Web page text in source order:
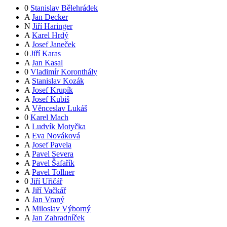
0 Stanislav Bělehrádek
A Jan Decker
N Jiří Haringer
A Karel Hrdý
A Josef Janeček
0 Jiří Karas
A Jan Kasal
0 Vladimír Koronthály
A Stanislav Kozák
A Josef Krupík
A Josef Kubiš
A Věnceslav Lukáš
0 Karel Mach
A Ludvík Motyčka
A Eva Nováková
A Josef Pavela
A Pavel Severa
A Pavel Šafařík
A Pavel Tollner
0 Jiří Uřičář
A Jiří Vačkář
A Jan Vraný
A Miloslav Výborný
A Jan Zahradníček